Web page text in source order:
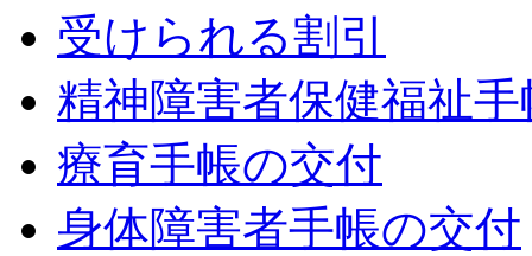
受けられる割引
精神障害者保健福祉
療育手帳の交付
身体障害者手帳の交付